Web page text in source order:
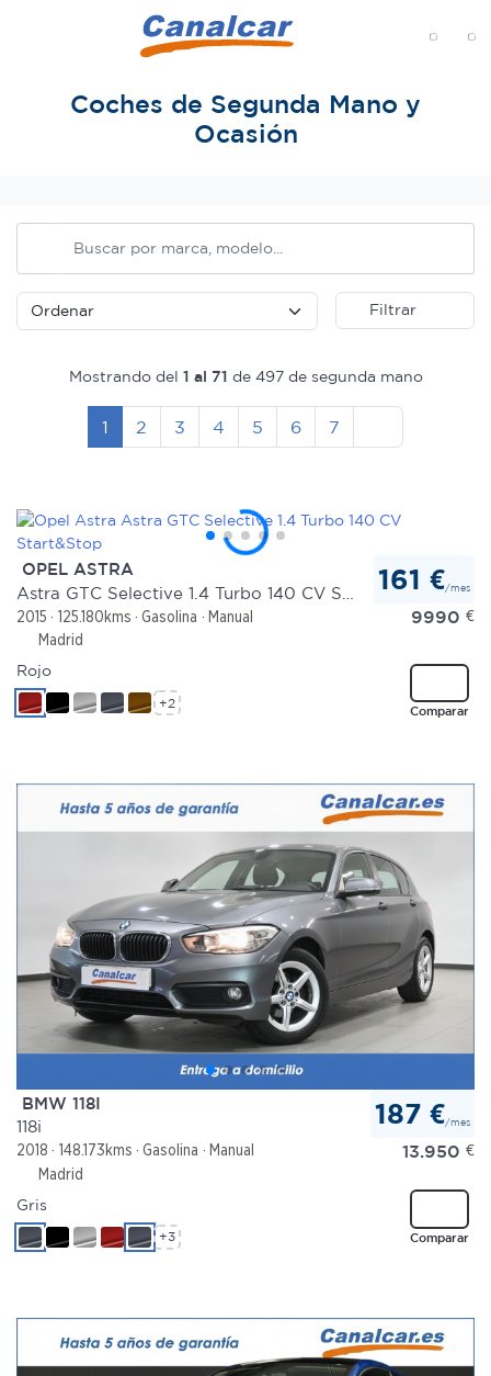
Coches de Segunda Mano y
Ocasión
Filtrar
Mostrando del 1 al 71 de 497 de segunda mano
1 2 3 4 5 6 7
OPEL ASTRA
2015 125.180kms Gasolina
Manual
Madrid
161 €/mes
9990 €
Comparar
Rojo
+2
BMW 118I
118i
2018 148.173kms Gasolina
Manual
Madrid
187 €/mes
13.950 €
Comparar
Gris
+3